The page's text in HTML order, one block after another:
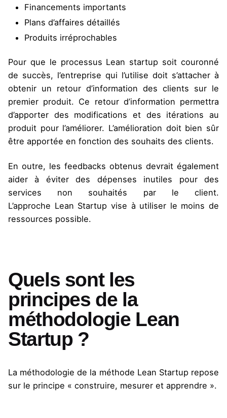
Financements importants
Plans d’affaires détaillés
Produits irréprochables
Pour que le processus Lean startup soit couronné
de succès, l’entreprise qui l’utilise doit s’attacher à
obtenir un retour d’information des clients sur le
premier produit. Ce retour d’information permettra
d’apporter des modifications et des itérations au
produit pour l’améliorer. L’amélioration doit bien sûr
être apportée en fonction des souhaits des clients.
En outre, les feedbacks obtenus devrait également
aider à éviter des dépenses inutiles pour des
services non souhaités par le client.
L’approche Lean Startup vise à utiliser le moins de
ressources possible.
Quels sont les
principes de la
méthodologie Lean
Startup ?
La méthodologie de la méthode Lean Startup repose
sur le principe « construire, mesurer et apprendre ».